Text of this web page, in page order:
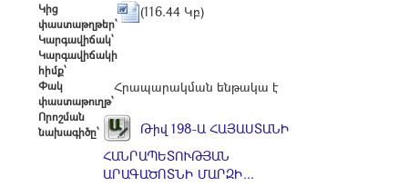
Կից
փաստաթղթեր՝
(116.44 Կբ)
Կարգավիճակ՝
Կարգավիճակի
հիմք՝
Փակ
փաստաթուղթ՝
Հրապարակման ենթակա է
Որոշման
նախագիծը՝
Թիվ 198-Ա ՀԱՅԱՍՏԱՆԻ
ՀԱՆՐԱՊԵՏՈՒԹՅԱՆ
ԱՐԱԳԱԾՈՏՆԻ ՄԱՐԶԻ...